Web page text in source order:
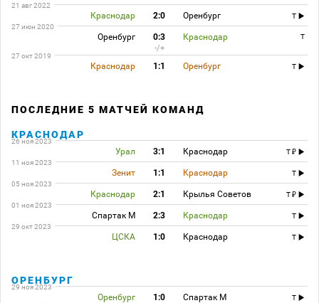
21 авг 2022
Краснодар 2:0 Оренбург
T
27 июн 2020
Оренбург 0:3 Краснодар T
-/+
27 окт 2019
Краснодар 1:1 Оренбург T
ПОСЛЕДНИЕ 5 МАТЧЕЙ КОМАНД
КРАСНОДАР
26 ноя 2023
Урал 3:1 Краснодар
T
11 ноя 2023
Зенит 1:1 Краснодар
T
05 ноя 2023
Краснодар 2:1 Крылья Советов
T
01 ноя 2023
Спартак М 2:3 Краснодар
T
29 окт 2023
ЦСКА 1:0 Краснодар T
ОРЕНБУРГ
29 ноя 2023
Оренбург 1:0 Спартак М
T